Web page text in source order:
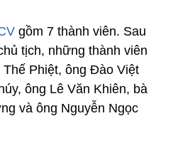
gồm 7 thành viên. Sau
tịch, những thành viên
Phiệt, ông Đào Việt
ông Lê Văn Khiên, bà
và ông Nguyễn Ngọc